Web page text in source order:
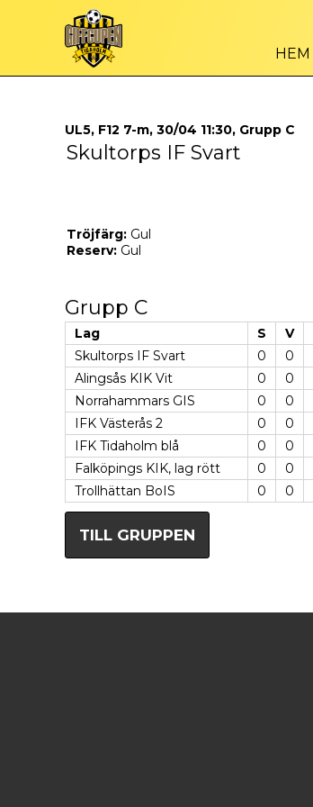
HEM
UL5, F12 7-m, 30/04 11:30, Grupp C
Skultorps IF Svart
Tröjfärg: Gul
Reserv: Gul
Grupp C
Lag S V
Skultorps IF Svart
0 0
Alingsås KIK Vit
0 0
Norrahammars GIS
0 0
IFK Västerås 2
0 0
IFK Tidaholm blå
0 0
Falköpings KIK, lag rött
0 0
Trollhättan BoIS
0 0
TILL GRUPPEN